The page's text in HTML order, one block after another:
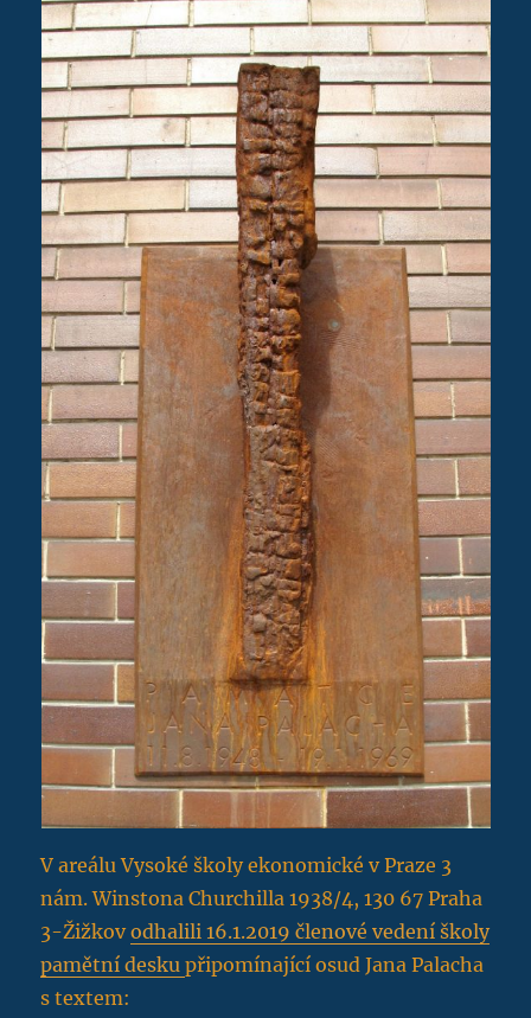
V areálu Vysoké školy ekonomické v Praze 3
nám. Winstona Churchilla 1938/4, 130 67 Praha
3-Žižkovodhalili 16.1.2019 členové vedení školy
pamětní deskupřipomínající osud Jana Palacha
s textem: